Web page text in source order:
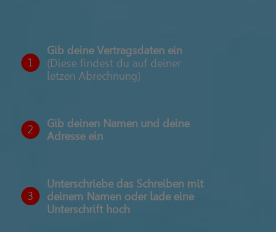
1
Gib deine Vertragsdaten ein
(Diese findest du auf deiner
letzen Abrechnung)
2
Gib deinen Namen und deine
Adresse ein
3
Unterschriebe das Schreiben mit
deinem Namen oder lade eine
Unterschrift hoch